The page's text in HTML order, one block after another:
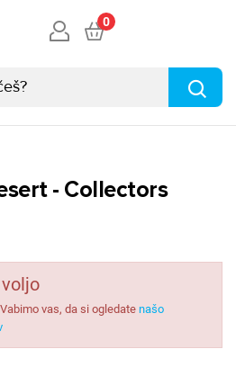
0
- Collectors
vas, da si ogledate našo